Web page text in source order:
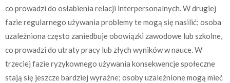
co prowadzi do osłabienia relacji interpersonalnych. W drugiej
fazie regularnego używania problemy te mogą się nasilić; osoba
uzależniona często zaniedbuje obowiązki zawodowe lub szkolne,
co prowadzi do utraty pracy lub złych wyników w nauce. W
trzeciej fazie ryzykownego używania konsekwencje społeczne
stają się jeszcze bardziej wyraźne; osoby uzależnione mogą mieć